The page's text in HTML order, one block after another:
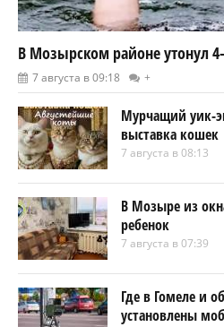
В Мозырском районе утонул
7 августа в 09:18 +
Мурчащий уик-
выставка кошек
7 августа в 08:13
В Мозыре из
ребенок
7 августа в 07:39
Где в Гомеле и
установлены